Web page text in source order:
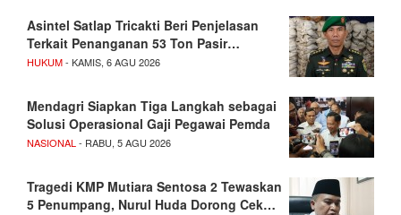
Asintel Satlap Tricakti Beri Penjelasan
Terkait Penanganan 53 Ton Pasir…
HUKUM- KAMIS, 6 AGU 2026
Mendagri Siapkan Tiga Langkah sebagai
Solusi Operasional Gaji Pegawai Pemda
NASIONAL - RABU, 5 AGU 2026
Tragedi KMP Mutiara Sentosa 2 Tewaskan
5 Penumpang, Nurul Huda Dorong Cek…